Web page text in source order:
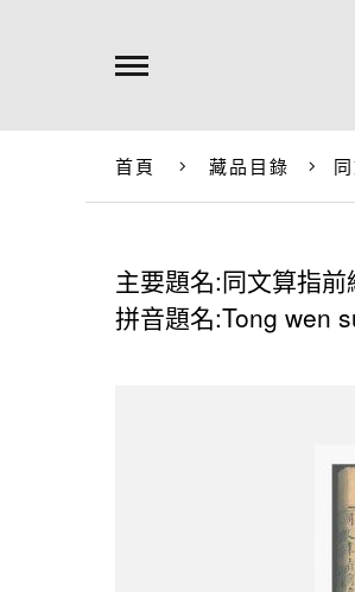
首頁 藏品目錄
主要題名:同文算指
拼音題名:Tong wen